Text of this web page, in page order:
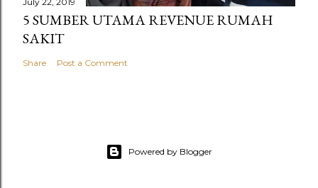
5 SUMBER UTAMA REVENUE RUMAH
SAKIT
Share Post a Comment
Powered by Blogger